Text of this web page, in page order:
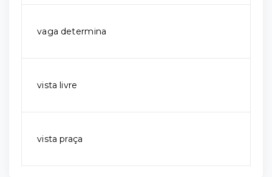
vaga determina
vista livre
vista praça